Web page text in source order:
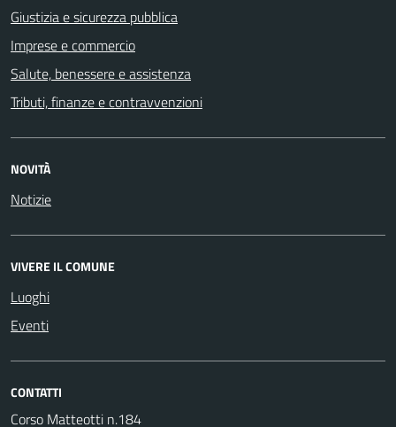
Giustizia e sicurezza pubblica
Imprese e commercio
Salute, benessere e assistenza
Tributi, finanze e contravvenzioni
NOVITÀ
Notizie
VIVERE IL COMUNE
Luoghi
Eventi
CONTATTI
Corso Matteotti n.184